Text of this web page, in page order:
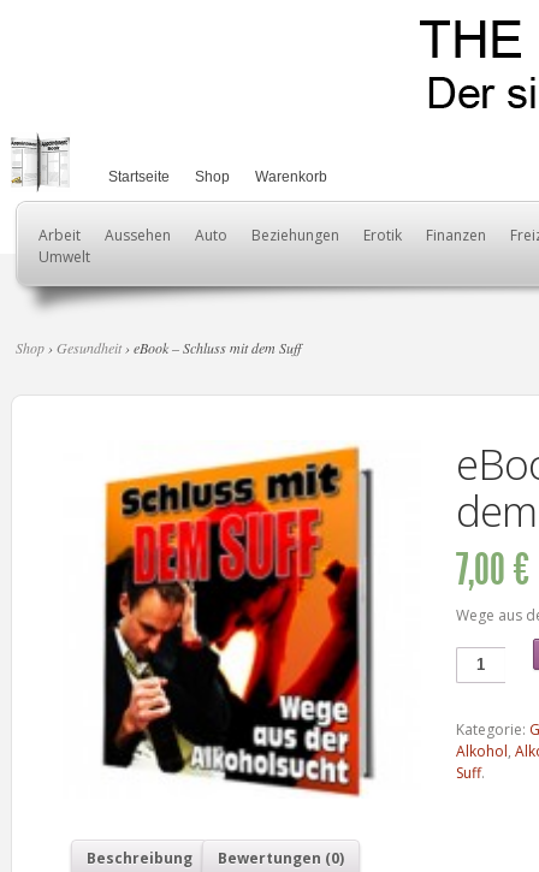
Startseite Shop Warenkorb
Arbeit Aussehen Auto Beziehungen Erotik Finanzen
Umwelt
Shop ›Gesundheit› eBook – Schluss mit dem Suff
7,00 €
Wege aus
Kategorie:
Alkohol,
Suff.
Beschreibung Bewertungen (0)